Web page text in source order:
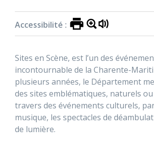
Accessibilité :
Sites en Scène, est l’un des
incontournable de la Charente-
plusieurs années, le Département
des sites emblématiques, naturels
travers des événements culturels,
musique, les spectacles de
de lumière.